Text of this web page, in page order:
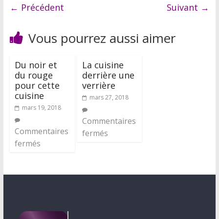
← Précédent Suivant →
Vous pourrez aussi aimer
Du noir et
du rouge
pour cette
cuisine
mars 19, 2018
Commentaires
fermés
La cuisine
derrière une
verrière
mars 27, 2018
Commentaires
fermés